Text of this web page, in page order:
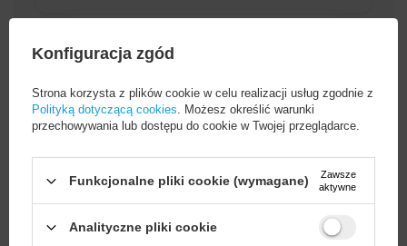
Marka Puro
Konfiguracja zgód
Strona korzysta z plików cookie w celu realizacji usług zgodnie z
Polityką dotyczącą cookies . Możesz określić warunki
przechowywania lub dostępu do cookie w Twojej przeglądarce.
Funkcjonalne pliki cookie (wymagane)
Zawsze
aktywne
Analityczne pliki cookie